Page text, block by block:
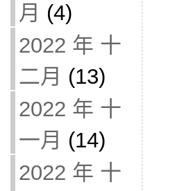
月 (4)
2022 年 十
二月 (13)
2022 年 十
一月 (14)
2022 年 十